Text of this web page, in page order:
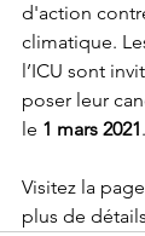
d'action
climatique.
l’ICU sont
poser leur
le 1 mars 2021.
Visitez la
plus de